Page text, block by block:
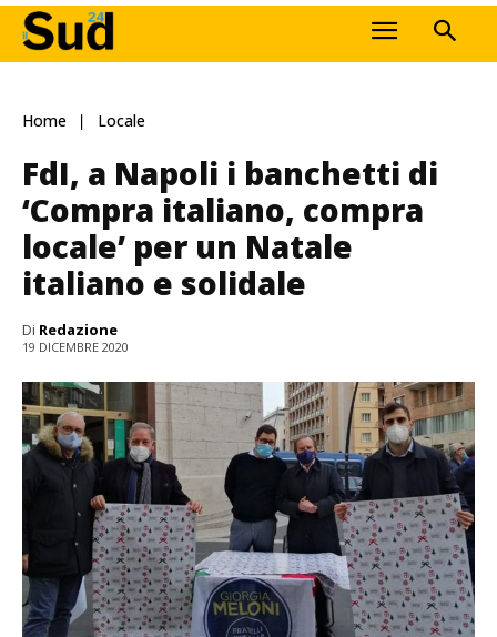
Home Locale
FdI, a Napoli i banchetti di
‘Compra italiano, compra
locale’ per un Natale
italiano e solidale
Di Redazione
19 DICEMBRE 2020